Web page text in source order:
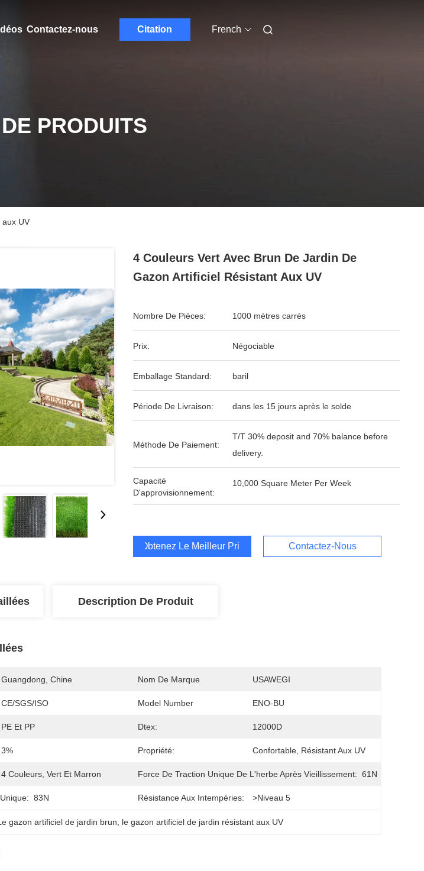
Contactez-nous Citation French
PRODUITS
UV
4 Couleurs Vert Avec Brun De Jardin De
Gazon Artificiel Résistant Aux UV
Nombre De Pièces: 1000 mètres carrés
Prix: Négociable
Emballage Standard: baril
Période De Livraison: dans les 15 jours après le solde
Méthode De Paiement:
T/T 30% deposit and 70% balance before
delivery.
Capacité
D'approvisionnement:
10,000 Square Meter Per Week
Obtenez Le Meilleur Prix Contactez-Nous
Description De Produit
Guangdong, Chine Nom De Marque USAWEGI
CE/SGS/ISO Model Number ENO-BU
PE Et PP Dtex: 12000D
3% Propriété: Confortable, Résistant Aux UV
4 Couleurs, Vert Et Marron Force De Traction Unique De L'herbe Après Vieillissement: 61N
83N Résistance Aux Intempéries: >Niveau 5
gazon artificiel de jardin brun le gazon artificiel de jardin résistant aux UV